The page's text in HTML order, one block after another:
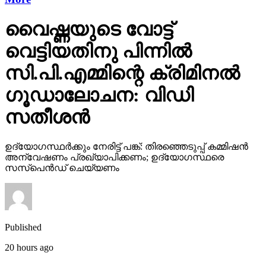
വെട്ടിയതിനു പിന്നില്‍
സി.പി.എമ്മിന്റെ ക്രിമിനല്‍
ഗൂഡാലോചന: വിഡി
സതീശന്‍
ഉദ്യോഗസ്ഥര്‍ക്കും നേരിട്ട് പങ്ക്: തിരഞ്ഞെടുപ്പ് കമ്മിഷന്‍
അന്വേഷണം പ്രഖ്യാപിക്കണം; ഉദ്യോഗസ്ഥരെ
20 hours ago
on
November 20, 2025